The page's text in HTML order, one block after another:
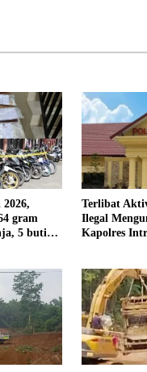
gram
5 butir
Terlibat
Ilegal
Kapolres